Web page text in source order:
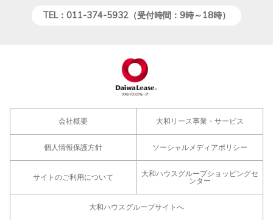
TEL：011-374-5932（受付時間：9時～18時）
会社概要 大和リース事業・サービス
個人情報保護方針 ソーシャルメディアポリシー
サイトのご利用について
大和ハウスグループショッピングセ
ンター
大和ハウスグループサイトへ